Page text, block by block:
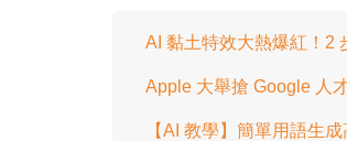
AI 黏土特效大熱爆紅！2
Apple 大舉搶 Google 人
【AI 教學】簡單用語生